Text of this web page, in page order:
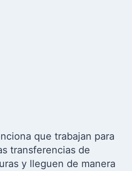
que trabajan para
transferencias de
y lleguen de manera